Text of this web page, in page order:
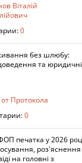
Віталій
0
без шлюбу:
та юридичні
Протокола
0
печатка у 2026
роз'яснення
на головні з